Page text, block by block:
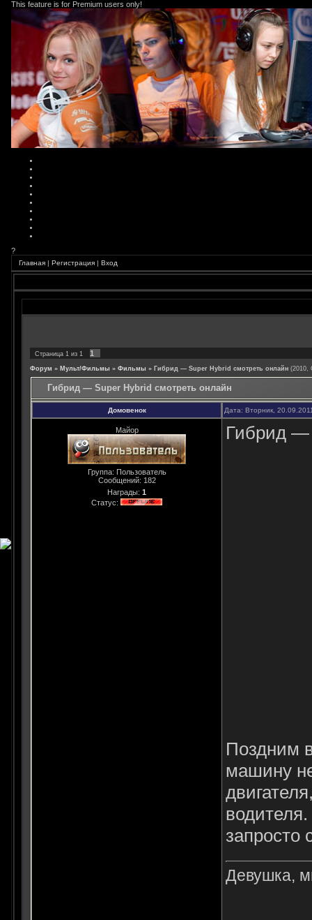
This feature is for Premium users only!
?
Главная | Регистрация | Вход
Страница 1 из 1 1
Форум » Мульт/Фильмы » Фильмы » Гибрид — Super Hybrid смотреть онлайн (2010,
Гибрид — Super Hybrid смотреть онлайн
Домовенок Дата: Вторник,
Майор
Группа: Пользователь
Сообщений: 182
Награды: 1
Статус:
Гибрид —
Поздним
машину
запросто
Девушка,